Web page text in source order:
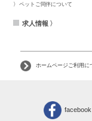
ペットご同伴について
求人情報 〉
ホームページご利用に
facebook